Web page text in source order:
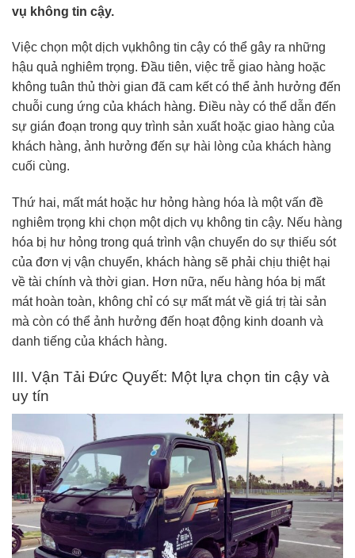
vụ không tin cậy.
Việc chọn một dịch vụkhông tin cậy có thể gây ra những
hậu quả nghiêm trọng. Đầu tiên, việc trễ giao hàng hoặc
không tuân thủ thời gian đã cam kết có thể ảnh hưởng đến
chuỗi cung ứng của khách hàng. Điều này có thể dẫn đến
sự gián đoạn trong quy trình sản xuất hoặc giao hàng của
khách hàng, ảnh hưởng đến sự hài lòng của khách hàng
cuối cùng.
Thứ hai, mất mát hoặc hư hỏng hàng hóa là một vấn đề
nghiêm trọng khi chọn một dịch vụ không tin cậy. Nếu hàng
hóa bị hư hỏng trong quá trình vận chuyển do sự thiếu sót
của đơn vị vận chuyển, khách hàng sẽ phải chịu thiệt hại
về tài chính và thời gian. Hơn nữa, nếu hàng hóa bị mất
mát hoàn toàn, không chỉ có sự mất mát về giá trị tài sản
mà còn có thể ảnh hưởng đến hoạt động kinh doanh và
danh tiếng của khách hàng.
III. Vận Tải Đức Quyết: Một lựa chọn tin cậy và
uy tín